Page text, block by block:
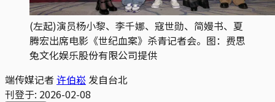
(左起)演员杨小黎、李千娜、寇世勋、简嫚书、夏
腾宏出席电影《世纪血案》杀青记者会。图：费思
兔文化娱乐股份有限公司提供
端传媒记者 许伯崧 发自台北
刊登于: 2026-02-08